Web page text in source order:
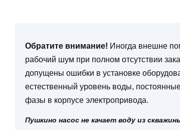
Обратите внимание! Иногда внешне
рабочий шум при полном отсутствии
допущены ошибки в установке
естественный уровень воды,
фазы в корпусе электропривода.
Пушкино насос не качает воду из